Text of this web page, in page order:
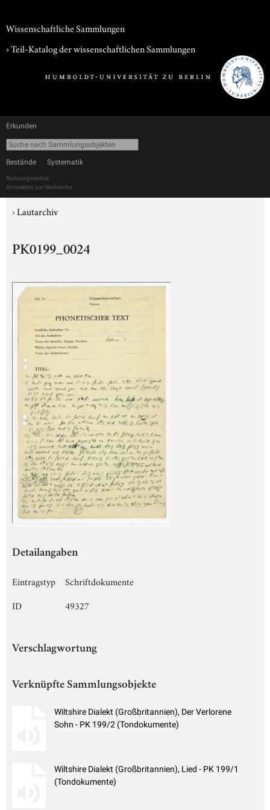
Wissenschaftliche Sammlungen
› Teil-Katalog der wissenschaftlichen Sammlungen
Erkunden
Bestände Systematik
Nutzungsrechte
Anmelden zur Recherche
›Lautarchiv
PK0199_0024
Detailangaben
Eintragstyp
Schriftdokumente
ID
49327
Verschlagwortung
Verknüpfte Sammlungsobjekte
Wiltshire Dialekt (Großbritannien), Der Verlorene
Sohn - PK 199/2 (Tondokumente)
Wiltshire Dialekt (Großbritannien), Lied - PK 199/1
(Tondokumente)